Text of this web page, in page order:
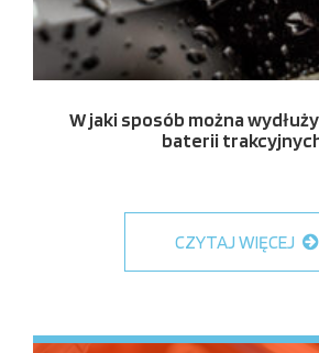
W jaki sposób można
baterii
CZYTAJ WIĘCEJ